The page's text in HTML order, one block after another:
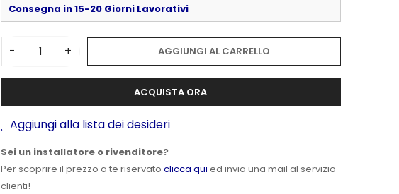
Consegna in 15-20 Giorni Lavorativi
- + AGGIUNGI AL CARRELLO
ACQUISTA ORA
Aggiungi alla lista dei desideri
Sei un installatore o rivenditore?
Per scoprire il prezzo a te riservato clicca qui ed invia una mail al servizio
clienti!